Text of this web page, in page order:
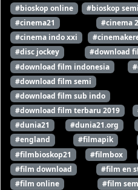
#bioskop online
#bioskop semi
#cinema21
#cinema
#cinema indo xxi
#disc jockey
#download
#download film indonesia
#download film semi
#download film sub indo
#download film terbaru 2019
#dunia21
#dunia21.org
#england
#filmapik
#filmbioskop21
#filmbox
#film download
#film en
#film online
#film